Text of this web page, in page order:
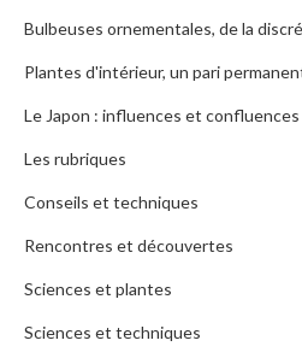
Bulbeuses ornementales, de la
Plantes d'intérieur, un pari
Le Japon : influences et confluences
Les rubriques
Conseils et techniques
Rencontres et découvertes
Sciences et plantes
Sciences et techniques